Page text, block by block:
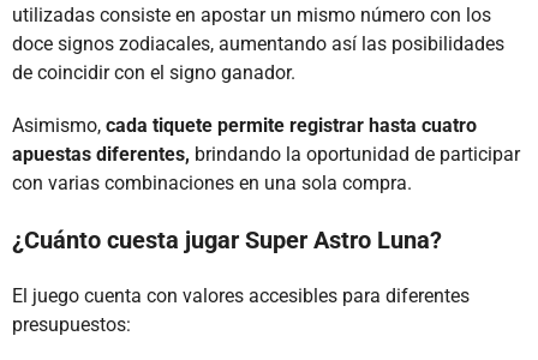
utilizadas consiste en apostar un mismo número con los
doce signos zodiacales, aumentando así las posibilidades
de coincidir con el signo ganador.
Asimismo, cada tiquete permite registrar hasta cuatro
apuestas diferentes, brindando la oportunidad de participar
con varias combinaciones en una sola compra.
¿Cuánto cuesta jugar Super Astro Luna?
El juego cuenta con valores accesibles para diferentes
presupuestos: